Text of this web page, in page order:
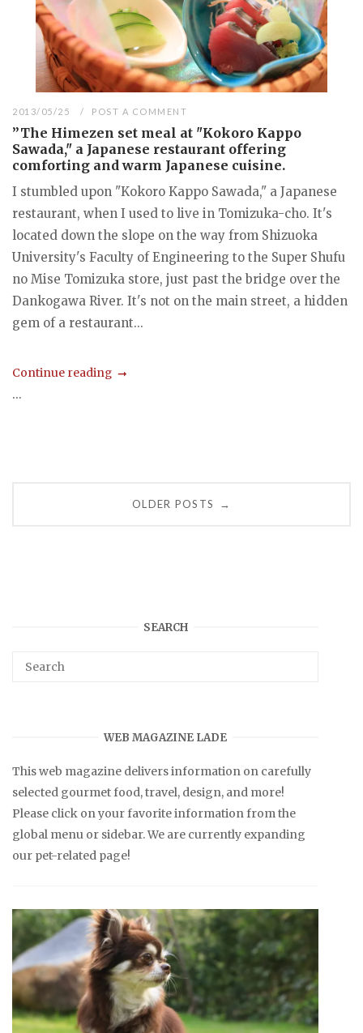
2013/05/25 POST A COMMENT
”The Himezen set meal at "Kokoro Kappo
Sawada," a Japanese restaurant offering
comforting and warm Japanese cuisine.
I stumbled upon "Kokoro Kappo Sawada," a Japanese
restaurant, when I used to live in Tomizuka-cho. It's
located down the slope on the way from Shizuoka
University's Faculty of Engineering to the Super Shufu
no Mise Tomizuka store, just past the bridge over the
Dankogawa River. It's not on the main street, a hidden
gem of a restaurant...
Continue reading
...
OLDER POSTS →
SEARCH
WEB MAGAZINE LADE
This web magazine delivers information on carefully
selected gourmet food, travel, design, and more!
Please click on your favorite information from the
global menu or sidebar. We are currently expanding
our pet-related page!